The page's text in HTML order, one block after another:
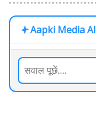
Aapki Media AI